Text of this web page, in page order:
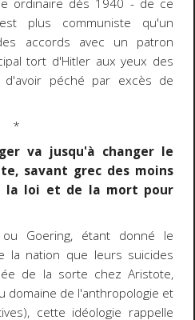
ordinaire dès 1940 - de ce
plus communiste qu'un
accords avec un patron
tort d'Hitler aux yeux des
d'avoir péché par excès de
*
va jusqu'à changer le
savant grec des moins
la loi et de la mort pour
Goering, étant donné le
la nation que leurs suicides
de la sorte chez Aristote,
domaine de l'anthropologie et
cette idéologie rappelle